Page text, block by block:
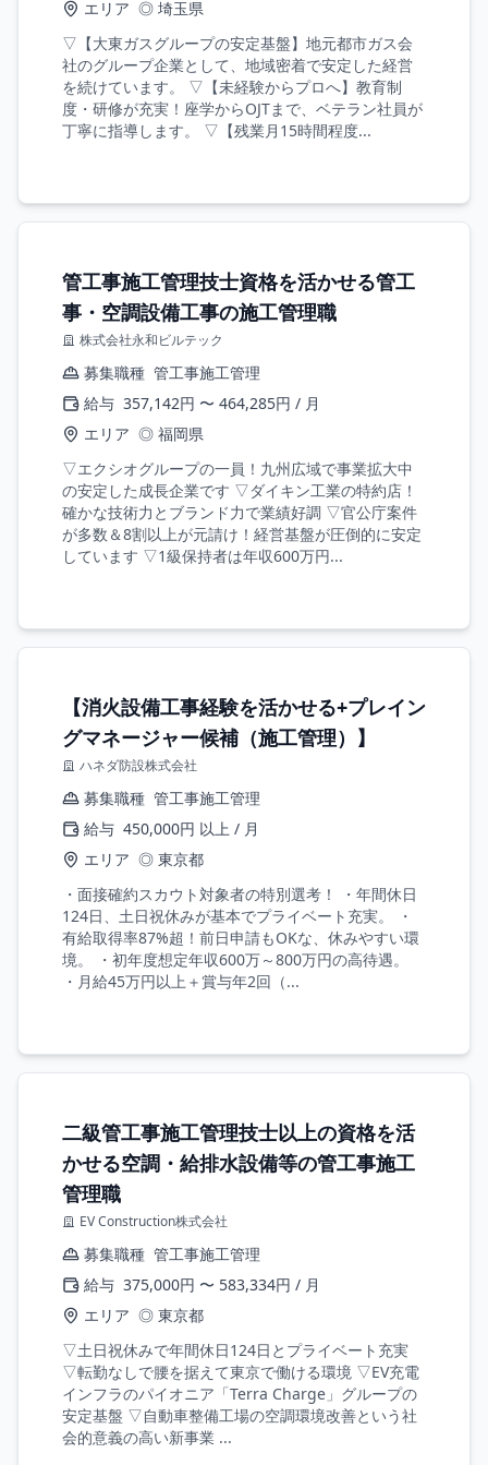
エリア ◎ 埼玉県
▽【大東ガスグループの安定基盤】地元都市ガス会
社のグループ企業として、地域密着で安定した経営
を続けています。 ▽【未経験からプロへ】教育制
度・研修が充実！座学からOJTまで、ベテラン社員が
丁寧に指導します。 ▽【残業月15時間程度...
管工事施工管理技士資格を活かせる管工
事・空調設備工事の施工管理職
株式会社永和ビルテック
募集職種 管工事施工管理
給与 357,142円 〜 464,285円 / 月
エリア ◎ 福岡県
▽エクシオグループの一員！九州広域で事業拡大中
の安定した成長企業です ▽ダイキン工業の特約店！
確かな技術力とブランド力で業績好調 ▽官公庁案件
が多数＆8割以上が元請け！経営基盤が圧倒的に安定
しています ▽1級保持者は年収600万円...
【消火設備工事経験を活かせる+プレイン
グマネージャー候補（施工管理）】
ハネダ防設株式会社
募集職種 管工事施工管理
給与 450,000円 以上 / 月
エリア ◎ 東京都
・面接確約スカウト対象者の特別選考！ ・年間休日
124日、土日祝休みが基本でプライベート充実。 ・
有給取得率87%超！前日申請もOKな、休みやすい環
境。 ・初年度想定年収600万～800万円の高待遇。
・月給45万円以上＋賞与年2回（...
二級管工事施工管理技士以上の資格を活
かせる空調・給排水設備等の管工事施工
管理職
EV Construction株式会社
募集職種 管工事施工管理
給与 375,000円 〜 583,334円 / 月
エリア ◎ 東京都
▽土日祝休みで年間休日124日とプライベート充実
▽転勤なしで腰を据えて東京で働ける環境 ▽EV充電
インフラのパイオニア「Terra Charge」グループの
安定基盤 ▽自動車整備工場の空調環境改善という社
会的意義の高い新事業 ...